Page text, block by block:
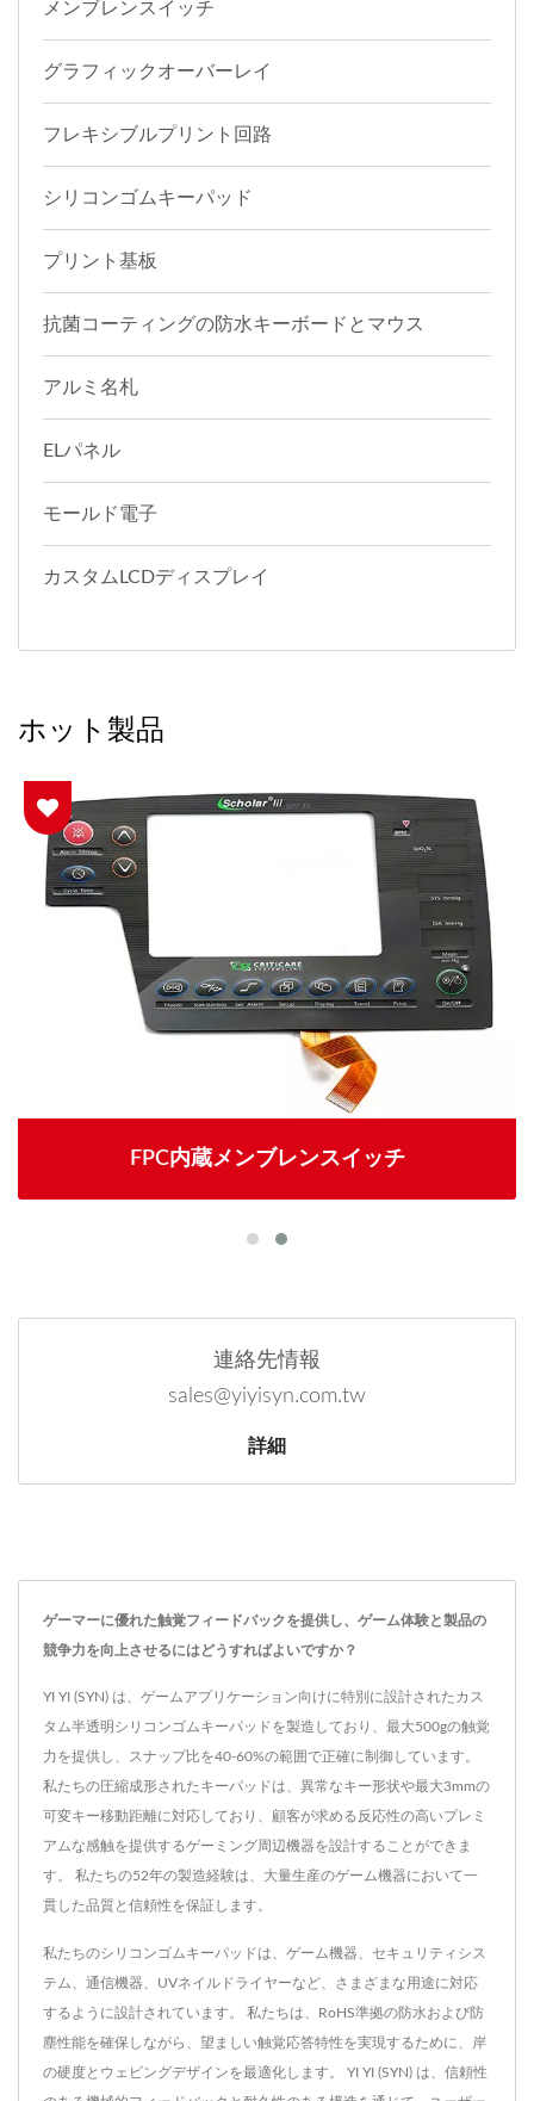
メンブレンスイッチ
グラフィックオーバーレイ
フレキシブルプリント回路
シリコンゴムキーパッド
プリント基板
抗菌コーティングの防水キーボードとマウス
アルミ名札
ELパネル
モールド電子
カスタムLCDディスプレイ
ホット製品
FPC内蔵メンブレンスイッチ
連絡先情報
sales@yiyisyn.com.tw
詳細
ゲーマーに優れた触覚フィードバックを提供し、ゲーム体験と製品の
競争力を向上させるにはどうすればよいですか？
YI YI (SYN) は、ゲームアプリケーション向けに特別に設計されたカス
タム半透明シリコンゴムキーパッドを製造しており、最大500gの触覚
力を提供し、スナップ比を40-60%の範囲で正確に制御しています。
私たちの圧縮成形されたキーパッドは、異常なキー形状や最大3mmの
可変キー移動距離に対応しており、顧客が求める反応性の高いプレミ
アムな感触を提供するゲーミング周辺機器を設計することができま
す。 私たちの52年の製造経験は、大量生産のゲーム機器において一
貫した品質と信頼性を保証します。
私たちのシリコンゴムキーパッドは、ゲーム機器、セキュリティシス
テム、通信機器、UVネイルドライヤーなど、さまざまな用途に対応
するように設計されています。 私たちは、RoHS準拠の防水および防
塵性能を確保しながら、望ましい触覚応答特性を実現するために、岸
の硬度とウェビングデザインを最適化します。 YI YI (SYN) は、信頼性